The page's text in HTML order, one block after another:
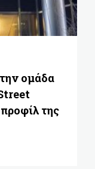
ομάδα
της